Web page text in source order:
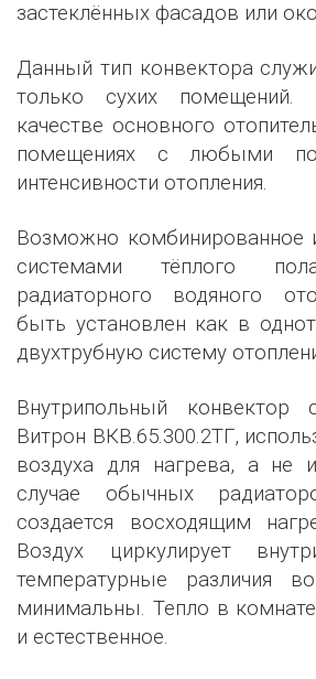
застеклённых фасадов или
Данный тип конвектора
только сухих помещений.
качестве основного
помещениях с любыми
интенсивности отопления.
Возможно комбинированное
системами тёплого
радиаторного водяного
быть установлен как в
двухтрубную систему
Внутрипольный конвектор
Витрон ВКВ.65.300.2ТГ,
воздуха для нагрева, а не
случае обычных
создается восходящим
Воздух циркулирует
температурные различия
минимальны. Тепло в
и естественное.